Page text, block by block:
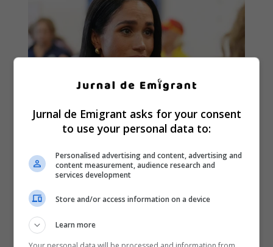
Jurnal de Emigrant asks for your consent
to use your personal data to:
Personalised advertising and content, advertising and
content measurement, audience research and
services development
Store and/or access information on a device
Learn more